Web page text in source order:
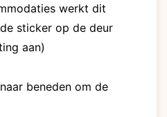
werkt dit
sticker op de deur
aan)
beneden om de